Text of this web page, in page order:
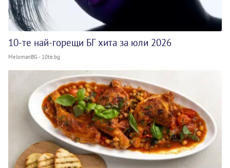
10-те най-горещи БГ хита за юли 2026
MelomanBG - 10te.bg